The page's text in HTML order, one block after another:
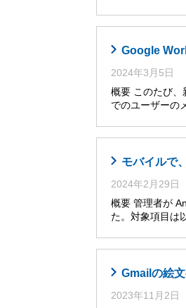
Google
2024年3月5日
概要 このたび、
でのユーザーの
モバイルで
2024年2月29日
概要 管理者が
た。対象項目は
Gmailの絵
2023年11月2日